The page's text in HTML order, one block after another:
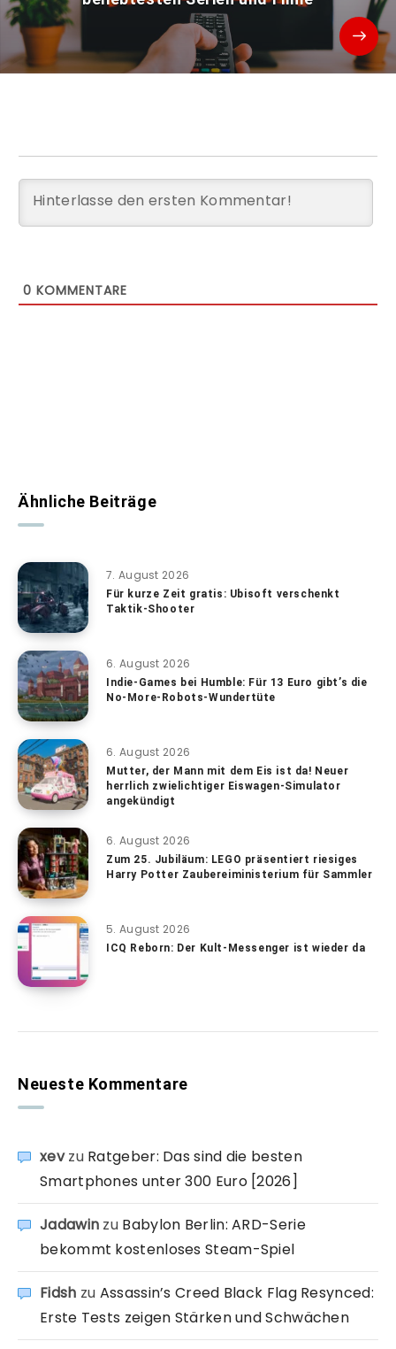
0 KOMMENTARE
Ähnliche Beiträge
7. August 2026
Für kurze Zeit gratis: Ubisoft verschenkt
Taktik-Shooter
6. August 2026
Indie-Games bei Humble: Für 13 Euro gibt’s die
No-More-Robots-Wundertüte
6. August 2026
Mutter, der Mann mit dem Eis ist da! Neuer
herrlich zwielichtiger Eiswagen-Simulator
angekündigt
6. August 2026
Zum 25. Jubiläum: LEGO präsentiert riesiges
Harry Potter Zaubereiministerium für Sammler
5. August 2026
ICQ Reborn: Der Kult-Messenger ist wieder da
Neueste Kommentare
xevzu Ratgeber: Das sind die besten
Smartphones unter 300 Euro [2026]
Jadawin zu Babylon Berlin: ARD-Serie
bekommt kostenloses Steam-Spiel
Fidsh zu Assassin’s Creed Black Flag Resynced:
Erste Tests zeigen Stärken und Schwächen